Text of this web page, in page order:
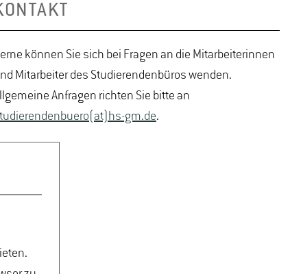
können Sie sich bei Fragen an die Mitarbeiterinnen
Mitarbeiter des Studierendenbüros wenden.
Anfragen richten Sie bitte an
gm.de.